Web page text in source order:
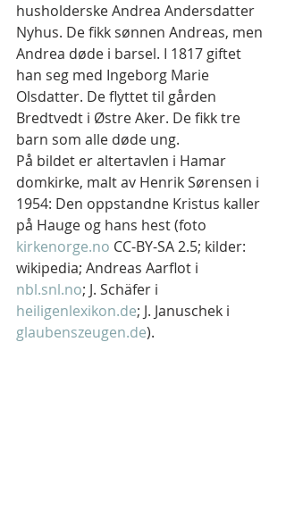
husholderske Andrea Andersdatter
Nyhus. De fikk sønnen Andreas, men
Andrea døde i barsel. I 1817 giftet
han seg med Ingeborg Marie
Olsdatter. De flyttet til gården
Bredtvedt i Østre Aker. De fikk tre
barn som alle døde ung.
På bildet er altertavlen i Hamar
domkirke, malt av Henrik Sørensen i
1954: Den oppstandne Kristus kaller
på Hauge og hans hest (foto
kirkenorge.no CC-BY-SA 2.5; kilder:
wikipedia; Andreas Aarflot i
nbl.snl.no; J. Schäfer i
heiligenlexikon.de; J. Januschek i
glaubenszeugen.de).